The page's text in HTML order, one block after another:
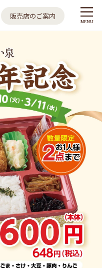
まい泉
販売店のご案内
MENU